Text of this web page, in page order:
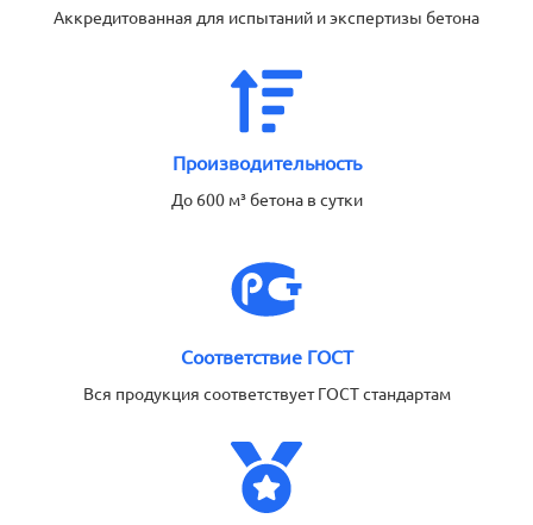
Аккредитованная для испытаний и экспертизы бетона
Производительность
До 600 м³ бетона в сутки
Соответствие ГОСТ
Вся продукция соответствует ГОСТ стандартам